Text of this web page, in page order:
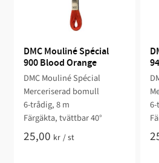
DMC Mouliné Spécial
900 Blood Orange
DMC Mouliné Spécial
Merceriserad bomull
6-trådig, 8 m
Färgäkta, tvättbar 40°
25,00 kr /st